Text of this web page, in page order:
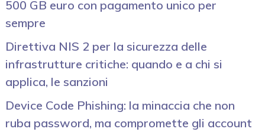
500 GB euro con pagamento unico per
sempre
Direttiva NIS 2 per la sicurezza delle
infrastrutture critiche: quando e a chi si
applica, le sanzioni
Device Code Phishing: la minaccia che non
ruba password, ma compromette gli account